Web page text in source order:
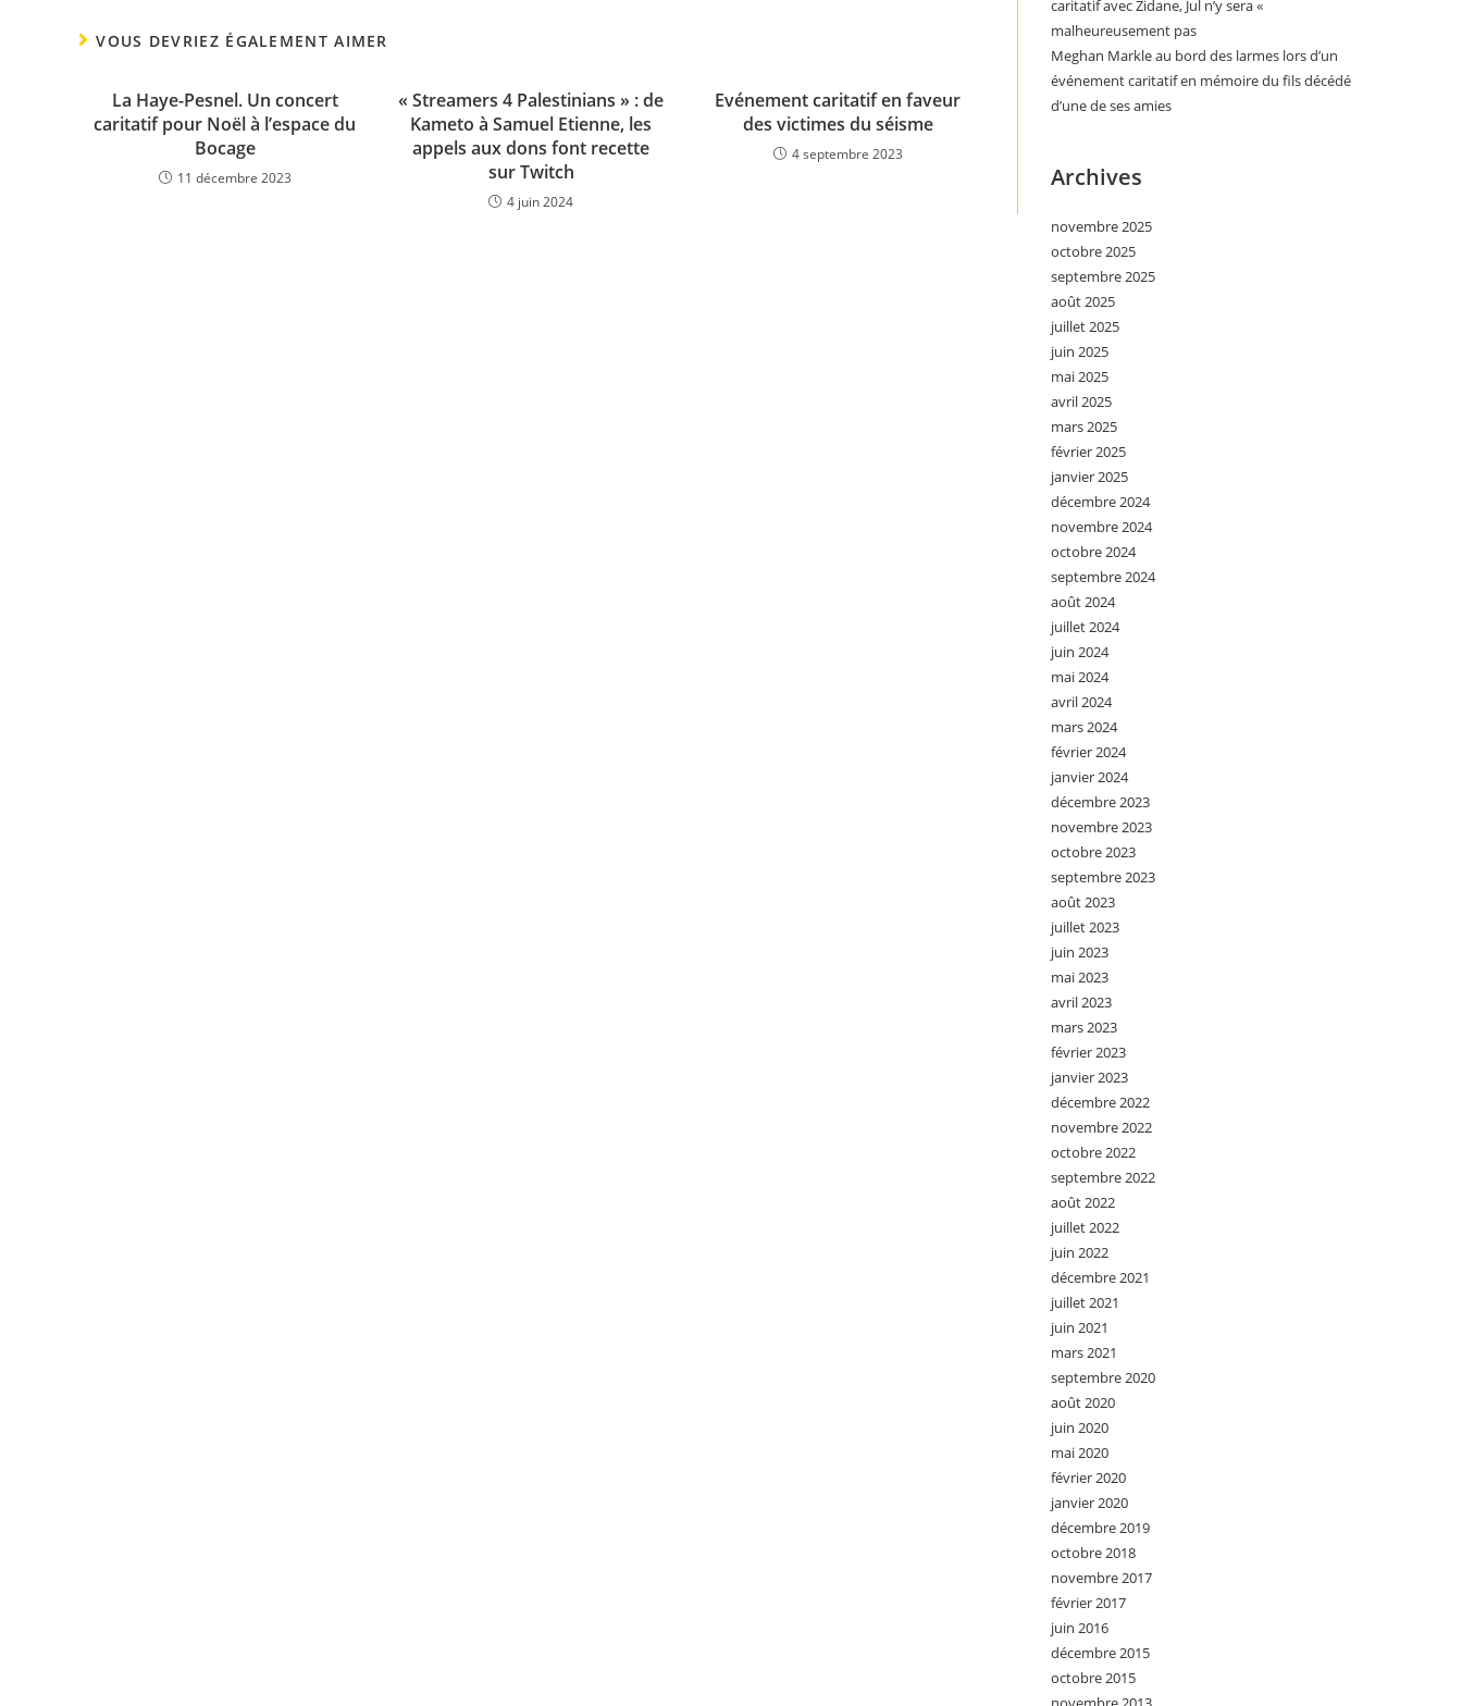
VOUS DEVRIEZ ÉGALEMENT AIMER
La Haye-Pesnel. Un concert
caritatif pour Noël à l’espace du
Bocage
11 décembre 2023
« Streamers 4 Palestinians » : de
Kameto à Samuel Etienne, les
appels aux dons font recette
sur Twitch
4 juin 2024
Evénement caritatif en faveur
des victimes du séisme
4 septembre 2023
caritatif avec Zidane, Jul n’y sera «
malheureusement pas
Meghan Markle au bord des larmes lors d’un
événement caritatif en mémoire du fils décédé
d’une de ses amies
Archives
novembre 2025
octobre 2025
septembre 2025
août 2025
juillet 2025
juin 2025
mai 2025
avril 2025
mars 2025
février 2025
janvier 2025
décembre 2024
novembre 2024
octobre 2024
septembre 2024
août 2024
juillet 2024
juin 2024
mai 2024
avril 2024
mars 2024
février 2024
janvier 2024
décembre 2023
novembre 2023
octobre 2023
septembre 2023
août 2023
juillet 2023
juin 2023
mai 2023
avril 2023
mars 2023
février 2023
janvier 2023
décembre 2022
novembre 2022
octobre 2022
septembre 2022
août 2022
juillet 2022
juin 2022
décembre 2021
juillet 2021
juin 2021
mars 2021
septembre 2020
août 2020
juin 2020
mai 2020
février 2020
janvier 2020
décembre 2019
octobre 2018
novembre 2017
février 2017
juin 2016
décembre 2015
octobre 2015